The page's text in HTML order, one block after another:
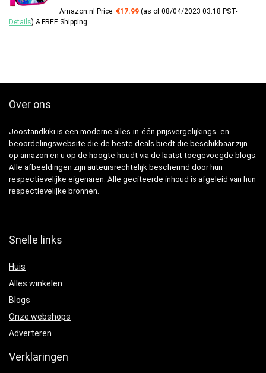
Amazon.nl Price: €17.99 (as of 08/04/2023 03:18 PST-
Details) & FREE Shipping.
Over ons
Joostandkiki is een moderne alles-in-één prijsvergelijkings- en
beoordelingswebsite die de beste deals biedt die beschikbaar zijn
op amazon en u op de hoogte houdt via de laatst toegevoegde blogs.
Alle afbeeldingen zijn auteursrechtelijk beschermd door hun
respectievelijke eigenaren. Alle geciteerde inhoud is afgeleid van hun
respectievelijke bronnen.
Snelle links
Huis
Alles winkelen
Blogs
Onze webshops
Adverteren
Verklaringen